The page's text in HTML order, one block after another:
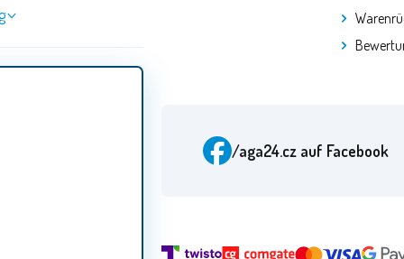
/aga24.cz auf Facebook